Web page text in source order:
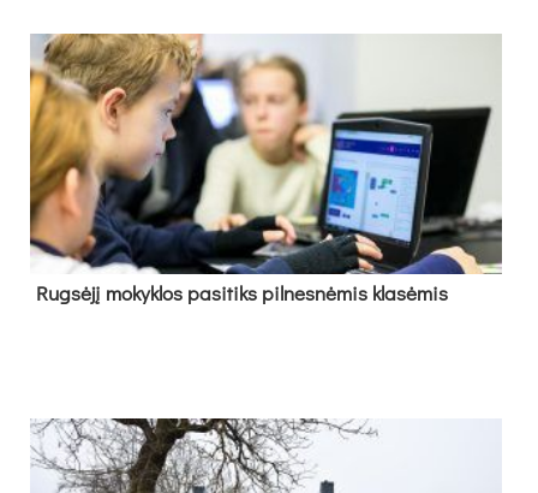
Rug­sė­jį mo­kyk­los pa­si­tiks pil­nes­nė­mis kla­sė­mis